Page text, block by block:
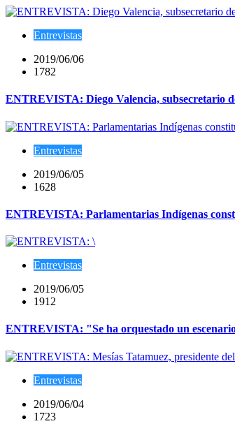
Entrevistas
2019/06/06
1782
ENTREVISTA: Diego Valencia, subsecretario
Entrevistas
2019/06/05
1628
ENTREVISTA: Parlamentarias Indígenas
Entrevistas
2019/06/05
1912
ENTREVISTA: "Se ha orquestado un
Entrevistas
2019/06/04
1723